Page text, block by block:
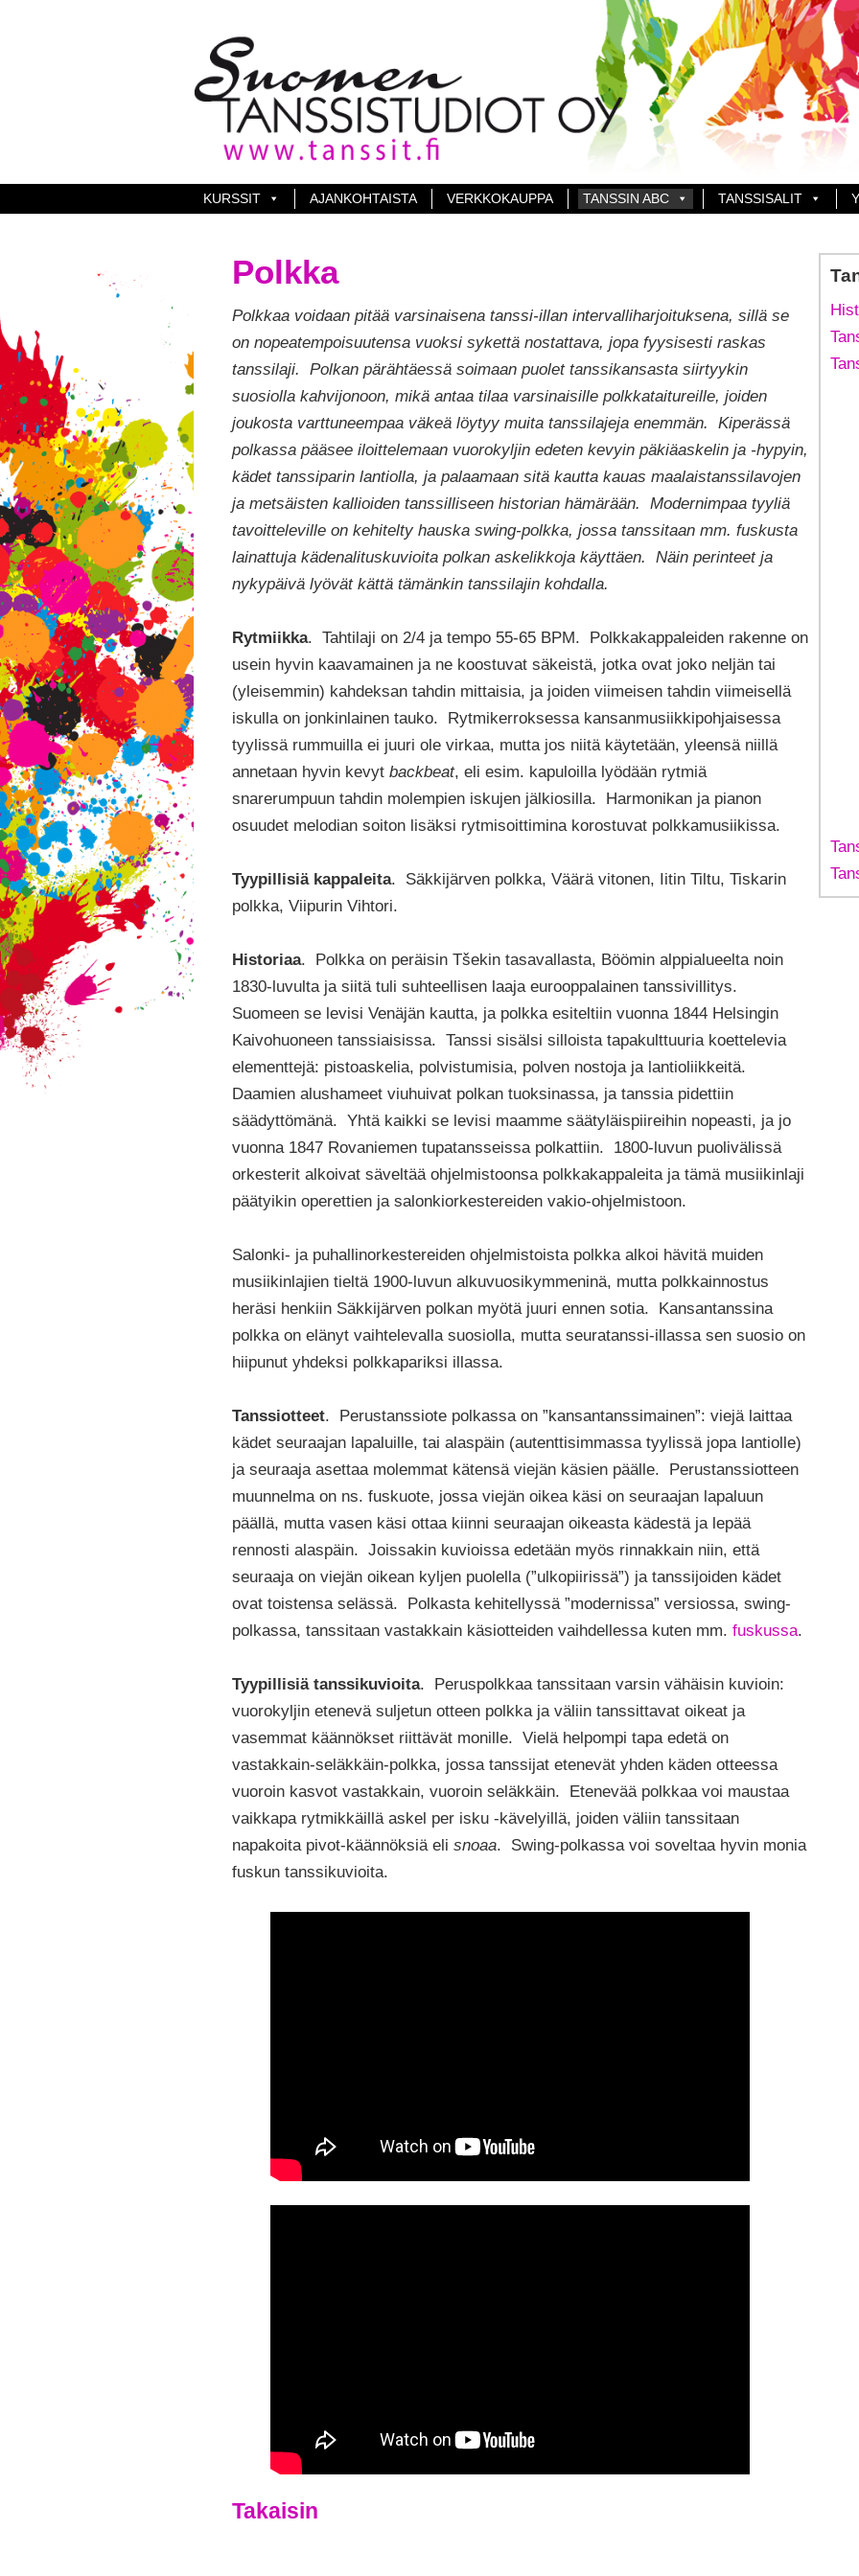
KURSSIT AJANKOHTAISTA VERKKOKAUPPA TANSSIN ABC TANSSISALIT
Polkka
Polkkaa voidaan pitää varsinaisena tanssi-illan intervalliharjoituksena, sillä se
on nopeatempoisuutensa vuoksi sykettä nostattava, jopa fyysisesti raskas
tanssilaji. Polkan pärähtäessä soimaan puolet tanssikansasta siirtyykin
suosiolla kahvijonoon, mikä antaa tilaa varsinaisille polkkataitureille, joiden
joukosta varttuneempaa väkeä löytyy muita tanssilajeja enemmän. Kiperässä
polkassa pääsee iloittelemaan vuorokyljin edeten kevyin päkiäaskelin ja -hypyin,
kädet tanssiparin lantiolla, ja palaamaan sitä kautta kauas maalaistanssilavojen
ja metsäisten kallioiden tanssilliseen historian hämärään. Modernimpaa tyyliä
tavoitteleville on kehitelty hauska swing-polkka, jossa tanssitaan mm. fuskusta
lainattuja kädenalituskuvioita polkan askelikkoja käyttäen. Näin perinteet ja
nykypäivä lyövät kättä tämänkin tanssilajin kohdalla.
Rytmiikka. Tahtilaji on 2/4 ja tempo 55-65 BPM. Polkkakappaleiden rakenne on
usein hyvin kaavamainen ja ne koostuvat säkeistä, jotka ovat joko neljän tai
(yleisemmin) kahdeksan tahdin mittaisia, ja joiden viimeisen tahdin viimeisellä
iskulla on jonkinlainen tauko. Rytmikerroksessa kansanmusiikkipohjaisessa
tyylissä rummuilla ei juuri ole virkaa, mutta jos niitä käytetään, yleensä niillä
annetaan hyvin kevyt backbeat, eli esim. kapuloilla lyödään rytmiä
snarerumpuun tahdin molempien iskujen jälkiosilla. Harmonikan ja pianon
osuudet melodian soiton lisäksi rytmisoittimina korostuvat polkkamusiikissa.
Tyypillisiä kappaleita. Säkkijärven polkka, Väärä vitonen, Iitin Tiltu, Tiskarin
polkka, Viipurin Vihtori.
Historiaa. Polkka on peräisin Tšekin tasavallasta, Böömin alppialueelta noin
1830-luvulta ja siitä tuli suhteellisen laaja eurooppalainen tanssivillitys.
Suomeen se levisi Venäjän kautta, ja polkka esiteltiin vuonna 1844 Helsingin
Kaivohuoneen tanssiaisissa. Tanssi sisälsi silloista tapakulttuuria koettelevia
elementtejä: pistoaskelia, polvistumisia, polven nostoja ja lantioliikkeitä.
Daamien alushameet viuhuivat polkan tuoksinassa, ja tanssia pidettiin
säädyttömänä. Yhtä kaikki se levisi maamme säätyläispiireihin nopeasti, ja jo
vuonna 1847 Rovaniemen tupatansseissa polkattiin. 1800-luvun puolivälissä
orkesterit alkoivat säveltää ohjelmistoonsa polkkakappaleita ja tämä musiikinlaji
päätyikin operettien ja salonkiorkestereiden vakio-ohjelmistoon.
Salonki- ja puhallinorkestereiden ohjelmistoista polkka alkoi hävitä muiden
musiikinlajien tieltä 1900-luvun alkuvuosikymmeninä, mutta polkkainnostus
heräsi henkiin Säkkijärven polkan myötä juuri ennen sotia. Kansantanssina
polkka on elänyt vaihtelevalla suosiolla, mutta seuratanssi-illassa sen suosio on
hiipunut yhdeksi polkkapariksi illassa.
Tanssiotteet. Perustanssiote polkassa on ”kansantanssimainen”: viejä laittaa
kädet seuraajan lapaluille, tai alaspäin (autenttisimmassa tyylissä jopa lantiolle)
ja seuraaja asettaa molemmat kätensä viejän käsien päälle. Perustanssiotteen
muunnelma on ns. fuskuote, jossa viejän oikea käsi on seuraajan lapaluun
päällä, mutta vasen käsi ottaa kiinni seuraajan oikeasta kädestä ja lepää
rennosti alaspäin. Joissakin kuvioissa edetään myös rinnakkain niin, että
seuraaja on viejän oikean kyljen puolella (”ulkopiirissä”) ja tanssijoiden kädet
ovat toistensa selässä. Polkasta kehitellyssä ”modernissa” versiossa, swing-
polkassa, tanssitaan vastakkain käsiotteiden vaihdellessa kuten mm. fuskussa.
Tyypillisiä tanssikuvioita. Peruspolkkaa tanssitaan varsin vähäisin kuvioin:
vuorokyljin etenevä suljetun otteen polkka ja väliin tanssittavat oikeat ja
vasemmat käännökset riittävät monille. Vielä helpompi tapa edetä on
vastakkain-seläkkäin-polkka, jossa tanssijat etenevät yhden käden otteessa
vuoroin kasvot vastakkain, vuoroin seläkkäin. Etenevää polkkaa voi maustaa
vaikkapa rytmikkäillä askel per isku -kävelyillä, joiden väliin tanssitaan
napakoita pivot-käännöksiä eli snoaa. Swing-polkassa voi soveltaa hyvin monia
fuskun tanssikuvioita.
Takaisin